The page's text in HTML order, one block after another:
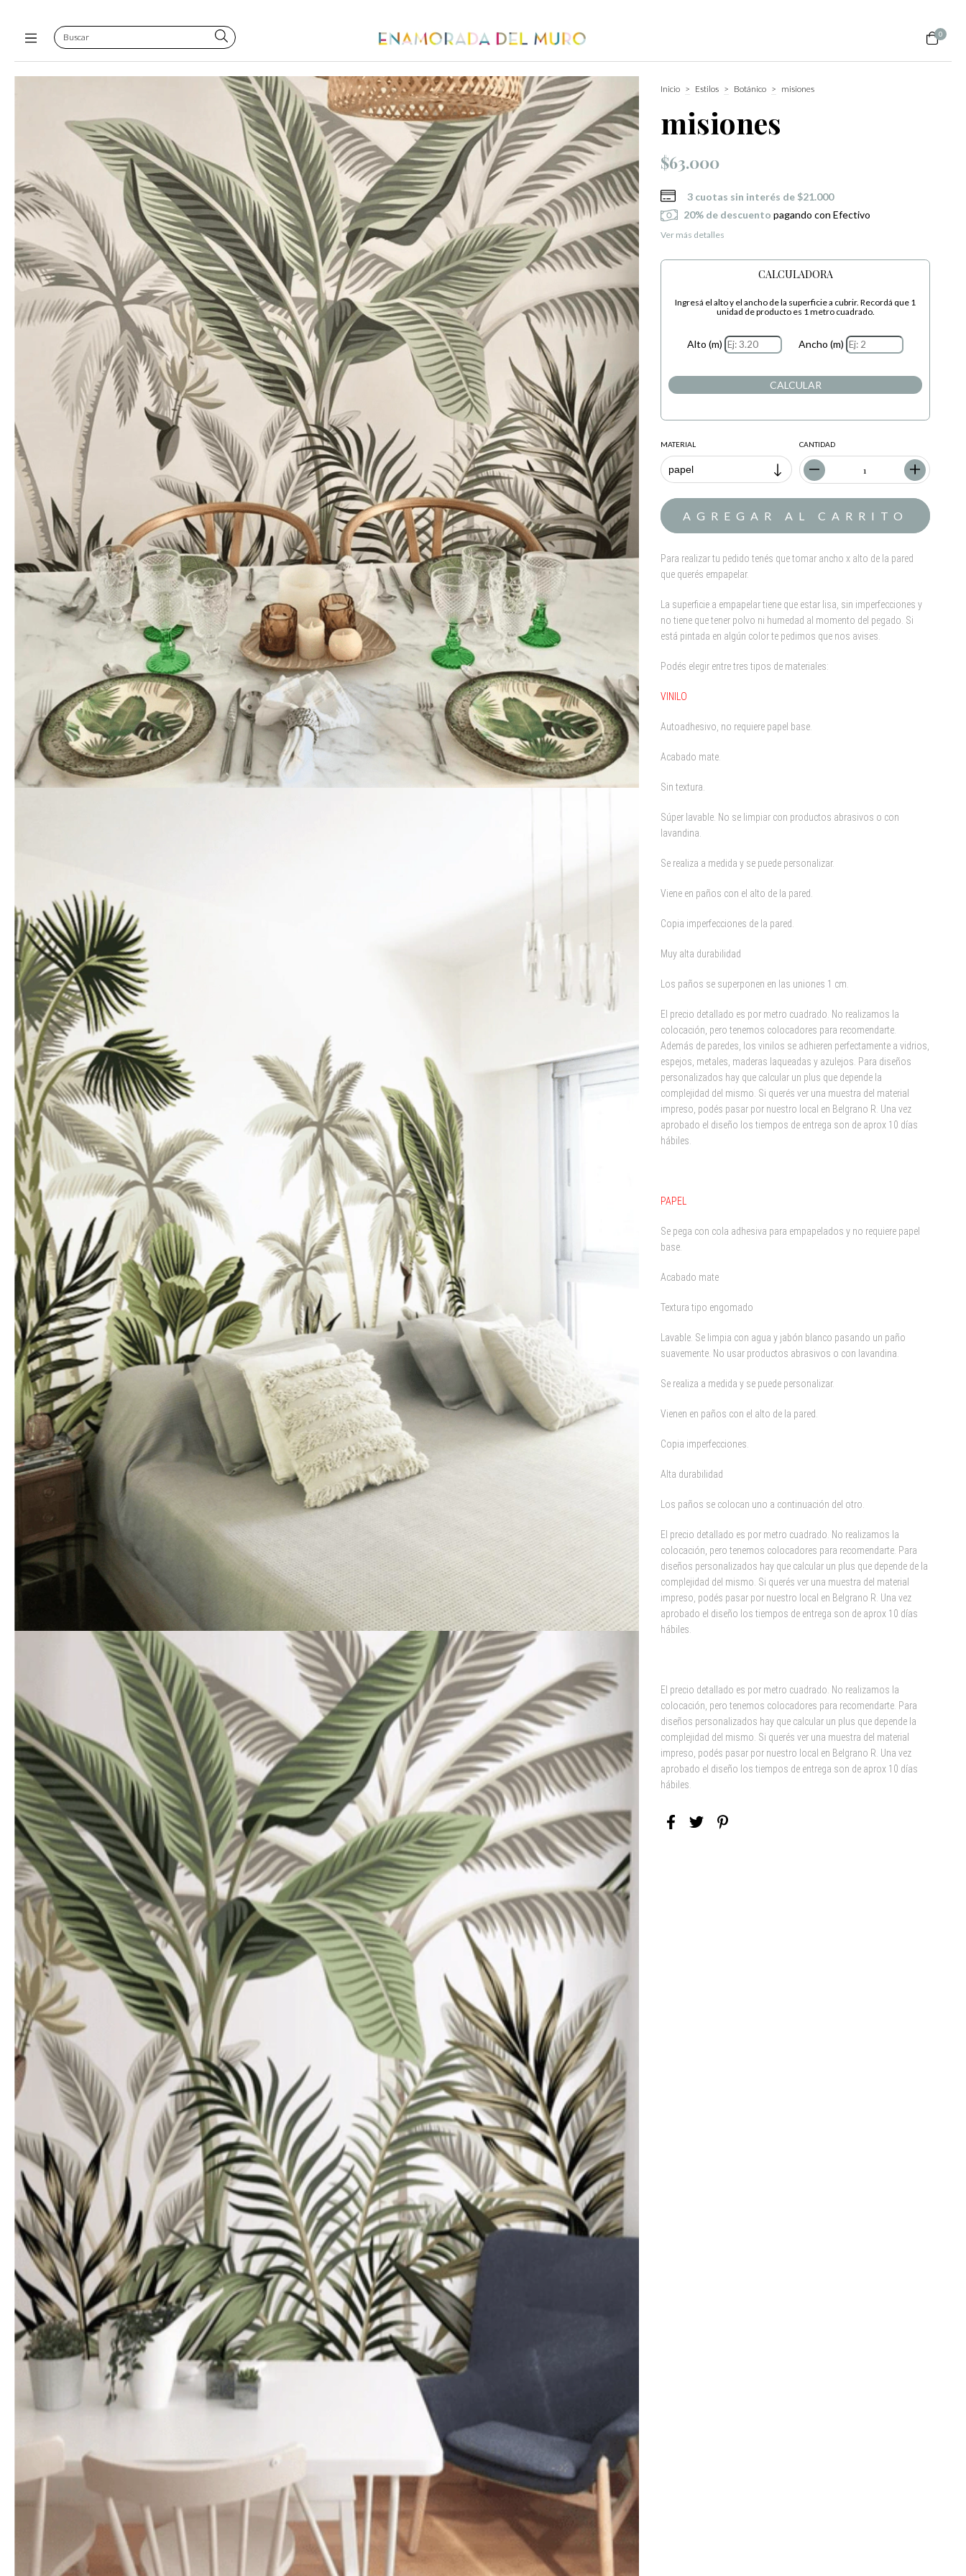
0
Inicio > Estilos > Botánico > misiones
misiones
$63.000
3 cuotas sin interés de $21.000
20% de descuento pagando con Efectivo
Ver más detalles
CALCULADORA
Ingresá el alto y el ancho de la superficie a cubrir. Recordá que 1
unidad de producto es 1 metro cuadrado.
Alto (m) Ancho (m)
CALCULAR
MATERIAL CANTIDAD
Para realizar tu pedido tenés que tomar ancho x alto de la pared
que querés empapelar.
La superficie a empapelar tiene que estar lisa, sin imperfecciones y
no tiene que tener polvo ni humedad al momento del pegado. Si
está pintada en algún color te pedimos que nos avises.
Podés elegir entre tres tipos de materiales:
VINILO
Autoadhesivo, no requiere papel base.
Acabado mate.
Sin textura.
Súper lavable. No se limpiar con productos abrasivos o con
lavandina.
Se realiza a medida y se puede personalizar.
Viene en paños con el alto de la pared.
Copia imperfecciones de la pared.
Muy alta durabilidad
Los paños se superponen en las uniones 1 cm.
El precio detallado es por metro cuadrado. No realizamos la
colocación, pero tenemos colocadores para recomendarte.
Además de paredes, los vinilos se adhieren perfectamente a vidrios,
espejos, metales, maderas laqueadas y azulejos. Para diseños
personalizados hay que calcular un plus que depende la
complejidad del mismo. Si querés ver una muestra del material
impreso, podés pasar por nuestro local en Belgrano R. Una vez
aprobado el diseño los tiempos de entrega son de aprox 10 días
hábiles.
PAPEL
Se pega con cola adhesiva para empapelados y no requiere papel
base.
Acabado mate
Textura tipo engomado
Lavable. Se limpia con agua y jabón blanco pasando un paño
suavemente. No usar productos abrasivos o con lavandina.
Se realiza a medida y se puede personalizar.
Vienen en paños con el alto de la pared.
Copia imperfecciones.
Alta durabilidad
Los paños se colocan uno a continuación del otro.
El precio detallado es por metro cuadrado. No realizamos la
colocación, pero tenemos colocadores para recomendarte. Para
diseños personalizados hay que calcular un plus que depende de la
complejidad del mismo. Si querés ver una muestra del material
impreso, podés pasar por nuestro local en Belgrano R. Una vez
aprobado el diseño los tiempos de entrega son de aprox 10 días
hábiles.
El precio detallado es por metro cuadrado. No realizamos la
colocación, pero tenemos colocadores para recomendarte. Para
diseños personalizados hay que calcular un plus que depende la
complejidad del mismo. Si querés ver una muestra del material
impreso, podés pasar por nuestro local en Belgrano R. Una vez
aprobado el diseño los tiempos de entrega son de aprox 10 días
hábiles.